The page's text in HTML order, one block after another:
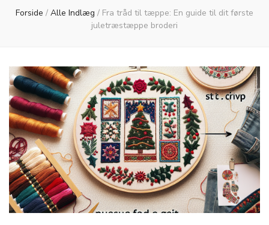
Forside / Alle Indlæg / Fra tråd til tæppe: En guide til dit første
juletræstæppe broderi